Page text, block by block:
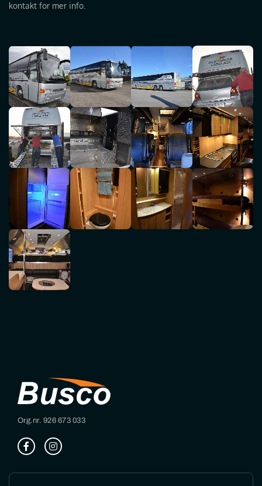
kontakt for mer info.
Org.nr. 926 673 033